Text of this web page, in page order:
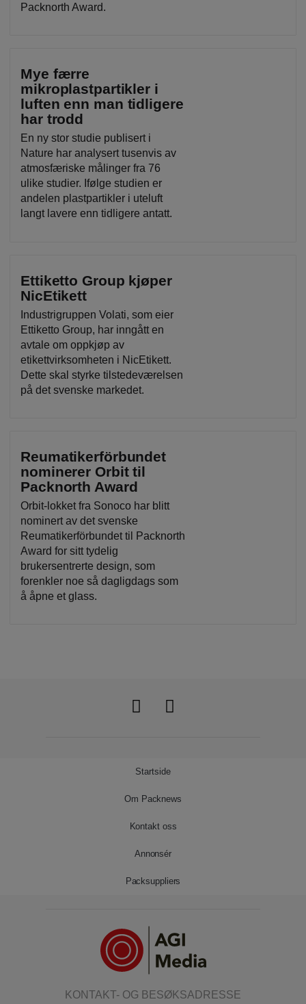
Packnorth Award.
Mye færre
mikroplastpartikler i
luften enn man tidligere
har trodd
En ny stor studie publisert i
Nature har analysert tusenvis av
atmosfæriske målinger fra 76
ulike studier. Ifølge studien er
andelen plastpartikler i uteluft
langt lavere enn tidligere antatt.
Ettiketto Group kjøper
NicEtikett
Industrigruppen Volati, som eier
Ettiketto Group, har inngått en
avtale om oppkjøp av
etikettvirksomheten i NicEtikett.
Dette skal styrke tilstedeværelsen
på det svenske markedet.
Reumatikerförbundet
nominerer Orbit til
Packnorth Award
Orbit-lokket fra Sonoco har blitt
nominert av det svenske
Reumatikerförbundet til Packnorth
Award for sitt tydelig
brukersentrerte design, som
forenkler noe så dagligdags som
å åpne et glass.
Startside
Om Packnews
Kontakt oss
Annonsér
Packsuppliers
KONTAKT- OG BESØKSADRESSE